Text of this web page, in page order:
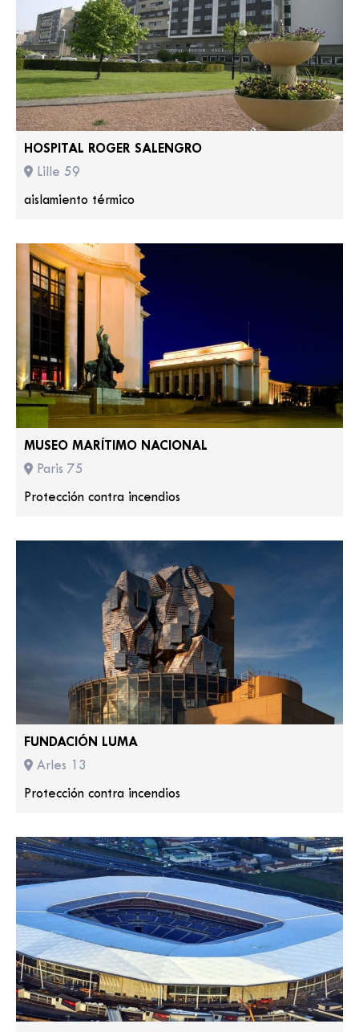
HOSPITAL ROGER SALENGRO
Lille 59
aislamiento térmico
MUSEO MARÍTIMO NACIONAL
Paris 75
Protección contra incendios
FUNDACIÓN LUMA
Arles 13
Protección contra incendios